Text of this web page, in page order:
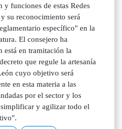
funciones de estas Redes
su reconocimiento será
específico" en la
El consejero ha
está en tramitación la
que regule la artesanía
cuyo objetivo será
en esta materia a las
por el sector y los
y agilizar todo el